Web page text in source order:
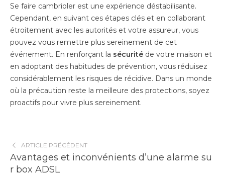
Se faire cambrioler est une expérience déstabilisante.
Cependant, en suivant ces étapes clés et en collaborant
étroitement avec les autorités et votre assureur, vous
pouvez vous remettre plus sereinement de cet
événement. En renforçant la sécurité de votre maison et
en adoptant des habitudes de prévention, vous réduisez
considérablement les risques de récidive. Dans un monde
où la précaution reste la meilleure des protections, soyez
proactifs pour vivre plus sereinement.
ARTICLE PRÉCÉDENT
Avantages et inconvénients d’une alarme su
r box ADSL